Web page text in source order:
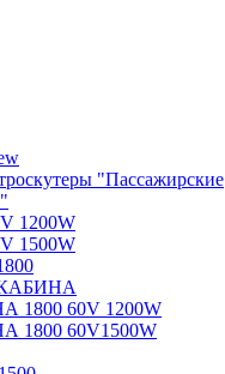
"Пассажирские
1200W
1500W
КАБИНА
1800 60V 1200W
1800 60V1500W